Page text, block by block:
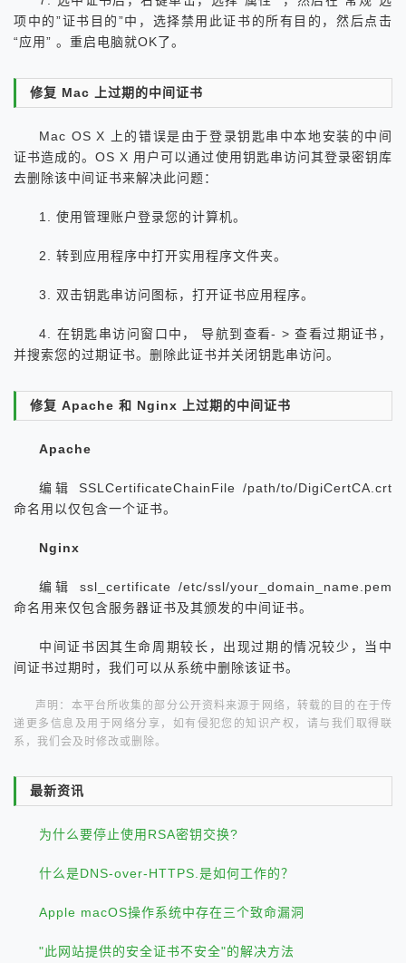
项中的”证书目的”中，选择禁用此证书的所有目的，然后点击
“应用” 。重启电脑就OK了。
修复 Mac 上过期的中间证书
Mac OS X 上的错误是由于登录钥匙串中本地安装的中间
证书造成的。OS X 用户可以通过使用钥匙串访问其登录密钥库
去删除该中间证书来解决此问题：
1. 使用管理账户登录您的计算机。
2. 转到应用程序中打开实用程序文件夹。
3. 双击钥匙串访问图标，打开证书应用程序。
4. 在钥匙串访问窗口中， 导航到查看- > 查看过期证书，
并搜索您的过期证书。删除此证书并关闭钥匙串访问。
修复 Apache 和 Nginx 上过期的中间证书
Apache
编辑 SSLCertificateChainFile /path/to/DigiCertCA.crt
命名用以仅包含一个证书。
Nginx
编辑 ssl_certificate /etc/ssl/your_domain_name.pem
命名用来仅包含服务器证书及其颁发的中间证书。
中间证书因其生命周期较长，出现过期的情况较少，当中
间证书过期时，我们可以从系统中删除该证书。
声明：本平台所收集的部分公开资料来源于网络，转载的目的在于传
递更多信息及用于网络分享，如有侵犯您的知识产权，请与我们取得联
系，我们会及时修改或删除。
最新资讯
为什么要停止使用RSA密钥交换?
什么是DNS-over-HTTPS.是如何工作的？
Apple macOS操作系统中存在三个致命漏洞
"此网站提供的安全证书不安全"的解决方法